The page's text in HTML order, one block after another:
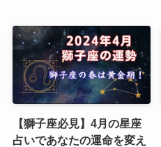
【獅子座必見】4月の星座
占いであなたの運命を変え